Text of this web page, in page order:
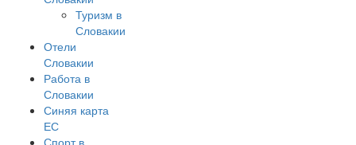
Туризм в
Словакии
Отели
Словакии
Работа в
Словакии
Синяя карта
ЕС
Спорт в